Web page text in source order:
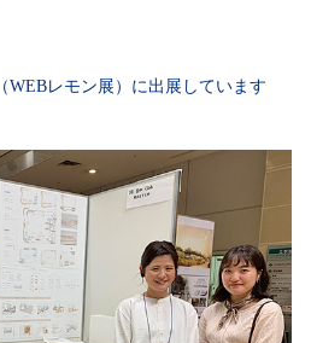
WEBレモン展）に出展しています